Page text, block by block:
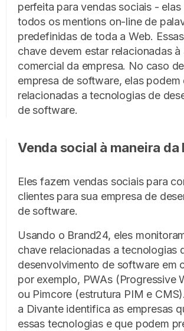
perfeita para vendas sociais - elas
todos os mentions on-line de
predefinidas de toda a Web.
chave devem estar relacionadas
comercial da empresa. No caso
empresa de software, elas podem
relacionadas a tecnologias de
de software.
Venda social à maneira da
Eles fazem vendas sociais para
clientes para sua empresa de
de software.
Usando o Brand24, eles
chave relacionadas a tecnologias
desenvolvimento de software em
por exemplo, PWAs (Progressive
ou Pimcore (estrutura PIM e
a Divante identifica as empresas
essas tecnologias e que podem